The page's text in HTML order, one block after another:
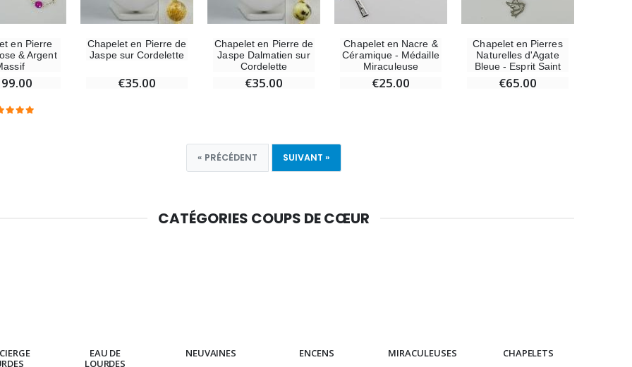
en Pierre
& Argent
Chapelet en Pierre de
Jaspe sur Cordelette
€35.00
Chapelet en Pierre de
Jaspe Dalmatien sur
Cordelette
€35.00
Chapelet en Nacre &
Céramique - Médaille
Miraculeuse
€25.00
Chapelet en Pierres
Naturelles d'Agate
Bleue - Esprit Saint
€65.00
« PRÉCÉDENT SUIVANT »
CATÉGORIES COUPS DE CŒUR
EAU DE
LOURDES
NEUVAINES ENCENS MIRACULEUSES CHAPELETS